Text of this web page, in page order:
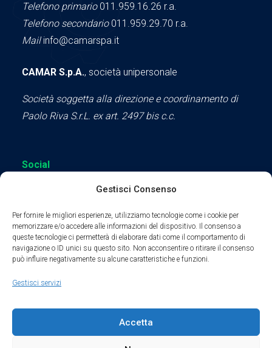
Gestisci Consenso
Per fornire le migliori esperienze, utilizziamo tecnologie come i cookie per
memorizzare e/o accedere alle informazioni del dispositivo. Il consenso a
queste tecnologie ci permetterà di elaborare dati come il comportamento di
navigazione o ID unici su questo sito. Non acconsentire o ritirare il consenso
può influire negativamente su alcune caratteristiche e funzioni.
Gestisci servizi
Accetta
Telefono primario011.959.16.26 r.a.
Telefono secondario011.959.29.70 r.a.
Mailinfo@camarspa.it
CAMAR S.p.A., società unipersonale
Società soggetta alla direzione e coordinamento di
Paolo Riva S.r.L. ex art. 2497 bis c.c.
Social
Parte del sodalizio AIDAM dal 2024
Condizioni di Utilizzo